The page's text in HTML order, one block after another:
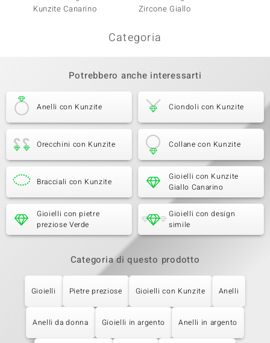
Kunzite Canarino
Zircone Giallo
Categoria
Potrebbero anche interessarti
Anelli con Kunzite Ciondoli con Kunzite
Orecchini con Kunzite Collane con Kunzite
Bracciali con Kunzite
Gioielli con Kunzite
Giallo Canarino
Gioielli con pietre
preziose Verde
Gioielli con design
simile
Categoria di questo prodotto
Gioielli Pietre preziose Gioielli con Kunzite Anelli
Anelli da donna Gioielli in argento Anelli in argento